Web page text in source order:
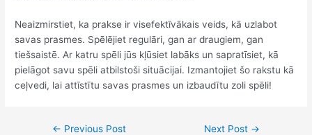
Neaizmirstiet, ka prakse ir visefektīvākais veids, kā uzlabot
savas prasmes. Spēlējiet regulāri, gan ar draugiem, gan
tiešsaistē. Ar katru spēli jūs kļūsiet labāks un sapratīsiet, kā
pielāgot savu spēli atbilstoši situācijai. Izmantojiet šo rakstu kā
ceļvedi, lai attīstītu savas prasmes un izbaudītu zoli spēli!
← Previous Post Next Post →